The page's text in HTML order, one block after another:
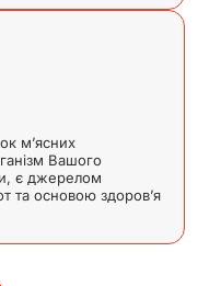
м’ясних
Вашого
є джерелом
та основою здоров’я